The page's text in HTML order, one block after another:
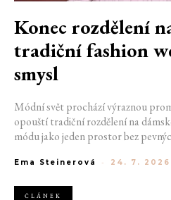
Konec rozdělení
tradiční fashion
smysl
Módní svět prochází výraznou
opouští tradiční rozdělení na
módu jako jeden prostor bez
klasické týdny módy mohou brzy
Ema Steinerová - 24. 7. 2026
ČLÁNEK